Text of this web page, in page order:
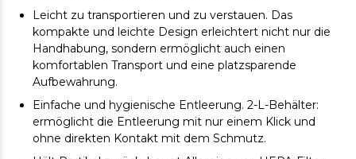
Leicht zu transportieren und zu verstauen. Das
kompakte und leichte Design erleichtert nicht nur die
Handhabung, sondern ermöglicht auch einen
komfortablen Transport und eine platzsparende
Aufbewahrung.
Einfache und hygienische Entleerung. 2-L-Behälter:
ermöglicht die Entleerung mit nur einem Klick und
ohne direkten Kontakt mit dem Schmutz.